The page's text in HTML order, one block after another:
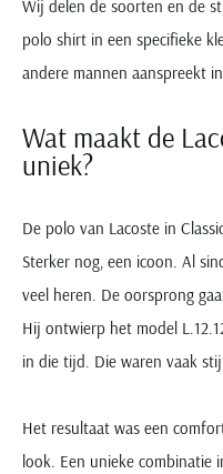
Wij delen de soorten en de
polo shirt in een specifieke
andere mannen aanspreekt
Wat maakt de
uniek?
De polo van Lacoste in
Sterker nog, een icoon. Al
veel heren. De oorsprong
Hij ontwierp het model
in die tijd. Die waren vaak
Het resultaat was een
look. Een unieke